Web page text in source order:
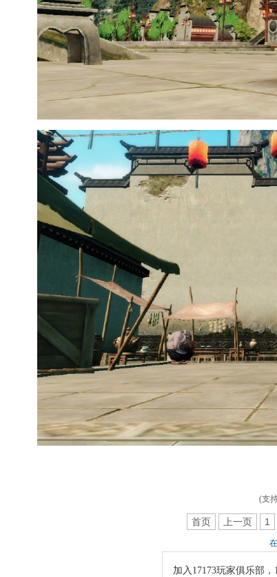
(支
首页 上一页 1
加入17173玩家俱乐部，